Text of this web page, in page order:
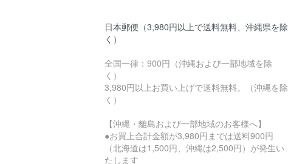
日本郵便（3,980円以上で送料無料、沖縄県を除
く）
全国一律：900円（沖縄および一部地域を除
く）
3,980円以上お買い上げで送料無料。（沖縄を除
く）
【沖縄・離島および一部地域のお客様へ】
●お買上合計金額が3,980円までは送料900円
（北海道は1,500円、沖縄は2,500円）が発生い
たします